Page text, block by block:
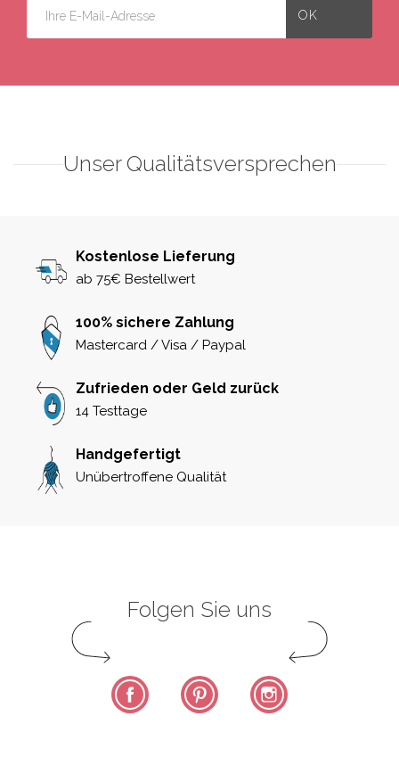
Unser Qualitätsversprechen
Kostenlose Lieferung
ab 75€ Bestellwert
100% sichere Zahlung
Mastercard / Visa / Paypal
Zufrieden oder Geld zurück
14 Testtage
Handgefertigt
Unübertroffene Qualität
Folgen Sie uns
Facebook Pinterest